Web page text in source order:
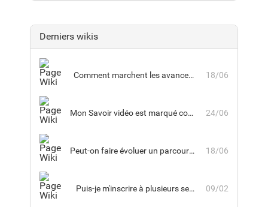
Derniers wikis
Comment marchent les avancements sur les parcours avec session ? 18/06
Mon Savoir vidéo est marqué comme « Terminé », mais la progression affichée est inférieure à 100 %. Est-ce normal ? 24/06
Peut-on faire évoluer un parcours déjà utilisé par des apprenants ? Garde-t-on l’historique des participations ? 18/06
Puis-je m'inscrire à plusieurs sessions d'une même formation 09/02